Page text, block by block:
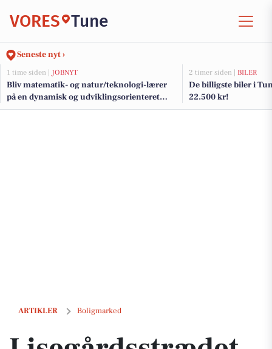
VORES Tune
Seneste nyt ›
1 time siden | JOBNYT
Bliv matematik- og natur/teknologi-lærer
på en dynamisk og udviklingsorienteret
landsbyskole
2 timer siden | BILER
De billigste biler i
22.500 kr!
ARTIKLER Boligmarked
Lisegårdsstrædet 12 i Tune er solgt for 5.495.000 - se køberen og 4